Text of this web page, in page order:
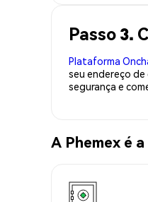
Passo 3.
Plataforma
seu endereço de
segurança e
A Phemex é